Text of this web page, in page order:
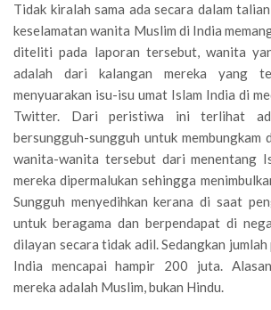
Tidak kiralah sama ada secara dalam
keselamatan wanita Muslim di India
diteliti pada laporan tersebut, wanita
adalah dari kalangan mereka yang
menyuarakan isu-isu umat Islam India di
Twitter. Dari peristiwa ini terlihat
bersungguh-sungguh untuk membungkam
wanita-wanita tersebut dari menentang
mereka dipermalukan sehingga
Sungguh menyedihkan kerana di saat
untuk beragama dan berpendapat di
dilayan secara tidak adil. Sedangkan
India mencapai hampir 200 juta.
mereka adalah Muslim, bukan Hindu.